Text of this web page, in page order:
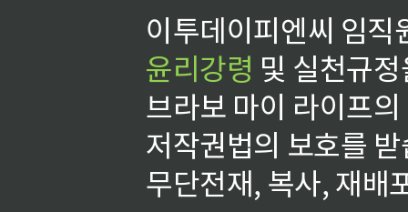
이투데이피엔씨 임
윤리강령 및 실천규
브라보 마이 라이프
저작권법의 보호를
무단전재, 복사, 재배